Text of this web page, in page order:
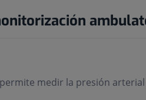
medir la presión